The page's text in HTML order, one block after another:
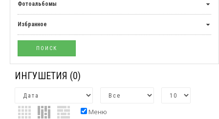
Фотоальбомы
Избранное
ИНГУШЕТИЯ (0)
Меню